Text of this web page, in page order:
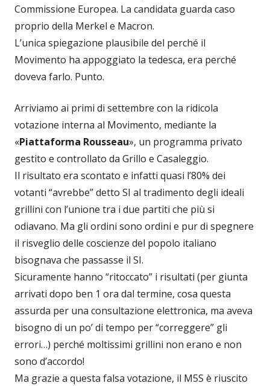
Commissione Europea. La candidata guarda caso
proprio della Merkel e Macron.
L’unica spiegazione plausibile del perché il
Movimento ha appoggiato la tedesca, era perché
doveva farlo. Punto.
Arriviamo ai primi di settembre con la ridicola
votazione interna al Movimento, mediante la
«Piattaforma Rousseau», un programma privato
gestito e controllato da Grillo e Casaleggio.
Il risultato era scontato e infatti quasi l’80% dei
votanti “avrebbe” detto SI al tradimento degli ideali
grillini con l’unione tra i due partiti che più si
odiavano. Ma gli ordini sono ordini e pur di spegnere
il risveglio delle coscienze del popolo italiano
bisognava che passasse il SI.
Sicuramente hanno “ritoccato” i risultati (per giunta
arrivati dopo ben 1 ora dal termine, cosa questa
assurda per una consultazione elettronica, ma aveva
bisogno di un po’ di tempo per “correggere” gli
errori…) perché moltissimi grillini non erano e non
sono d’accordo!
Ma grazie a questa falsa votazione, il M5S è riuscito